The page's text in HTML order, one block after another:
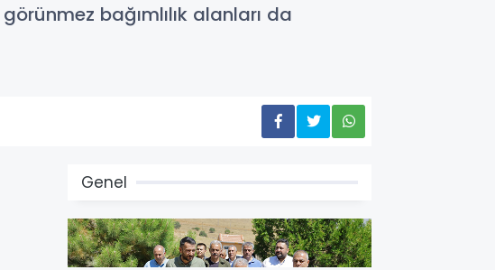
bağımlılık alanları da
Genel